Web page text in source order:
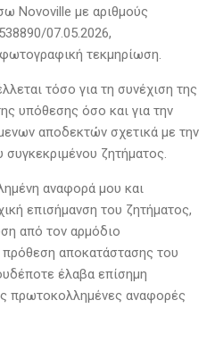
Novoville με αριθμούς
07.05.2026,
τεκμηρίωση.
τόσο για τη συνέχιση της
υπόθεσης όσο και για την
αποδεκτών σχετικά με την
συγκεκριμένου ζητήματος.
αναφορά μου και
επισήμανση του ζητήματος,
από τον αρμόδιο
πρόθεση αποκατάστασης του
έλαβα επίσημη
πρωτοκολλημένες αναφορές